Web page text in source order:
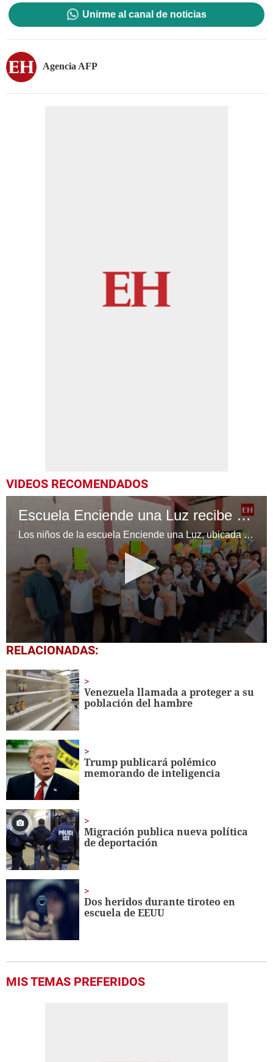
Unirme al canal de noticias
Agencia AFP
VIDEOS RECOMENDADOS
Escuela Enciende una Luz recibe cuadernos Quick, gracias a la Maratón del Saber
Los niños de la escuela Enciende una Luz, ubicada en la colonia Altos de Santa Rosa, al sur de Tegucigalpa, recibieron cuadernos Quick como parte de la Campaña Maratón del Saber.
0
seconds
1
minute,
56
seconds
RELACIONADAS:
Venezuela llamada a proteger a su
población del hambre
Trump publicará polémico
memorando de inteligencia
Migración publica nueva política
de deportación
Dos heridos durante tiroteo en
escuela de EEUU
MIS TEMAS PREFERIDOS